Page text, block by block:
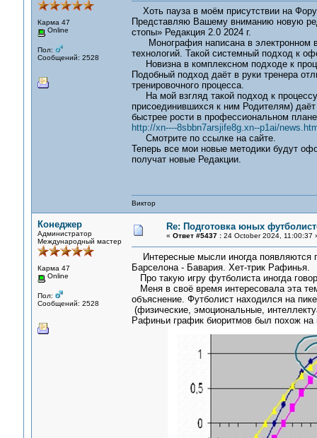
Карма 47
Online
Пол:
Сообщений: 2528
Хоть пауза в моём присутствии на
Представляю Вашему вниманию новую
стопы» Редакция 2.0 2024 г.
Монография написана в электронном
технологий. Такой системный подход к
Новизна в комплексном подходе к
Подобный подход даёт в руки тренера
тренировочного процесса.
На мой взгляд такой подход к
присоединившихся к ним Родителям)
быстрее рости в профессиональном
http://xn----8sbbn7arsjife8g.xn--p1ai/
Смотрите по ссылке на сайте.
Теперь все мои новые методики будут
получат новые Редакции.
Виктор
Конеджер
Администратор
Международный мастер
Карма 47
Online
Пол:
Сообщений: 2528
Re: Подготовка юных
« Ответ #5437 :24 October 2024, 11:00:37
Интересные мысли иногда появляются
Барселона - Бавария. Хет-трик Рафинья.
Про такую игру футболиста иногда
Меня в своё время интересовала эта
объяснение. Футболист находился на
(физические, эмоциональные,
Рафиньи график биоритмов был похож на